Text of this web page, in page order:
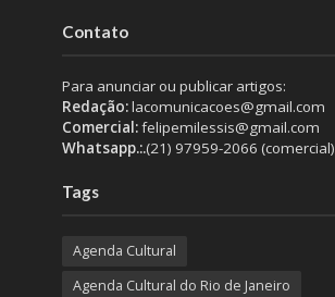
Contato
Para anunciar ou publicar artigos:
Redação:lacomunicacoes@gmail.com
Comercial:felipemilessis@gmail.com
Whatsapp.:.(21) 97959-2066 (comercial)
Tags
Agenda Cultural
Agenda Cultural do Rio de Janeiro